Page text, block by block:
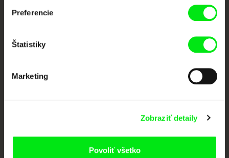
Preferencie
Štatistiky
Marketing
Zobraziť detaily
Povoliť všetko
Portál DAFilms vznikol vďaka tvorivej spolupráci siedmich významných
európskych festivalov dokumentárneho filmu združených pod Doc Alliance.